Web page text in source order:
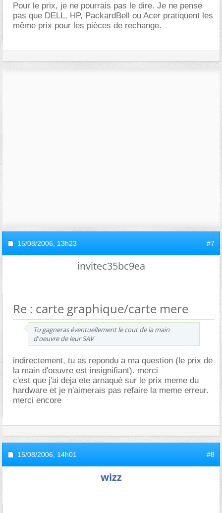
Pour le prix, je ne pourrais pas le dire. Je ne pense
pas que DELL, HP, PackardBell ou Acer pratiquent les
même prix pour les pièces de rechange.
15/08/2006, 13h23 #7
invitec35bc9ea
Re : carte graphique/carte mere
Tu gagneras éventuellement le cout de la main
d'oeuvre de leur SAV
indirectement, tu as repondu a ma question (le prix de
la main d'oeuvre est insignifiant). merci
c'est que j'ai deja ete arnaqué sur le prix meme du
hardware et je n'aimerais pas refaire la meme erreur.
merci encore
15/08/2006, 14h01 #8
wizz